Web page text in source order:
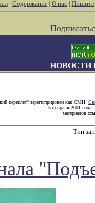
| Содержание| О нас| Пишите
НОВОСТИ
переплет" зарегистрирован как СМИ.
5 февраля 2001 года.
материалов
Тип